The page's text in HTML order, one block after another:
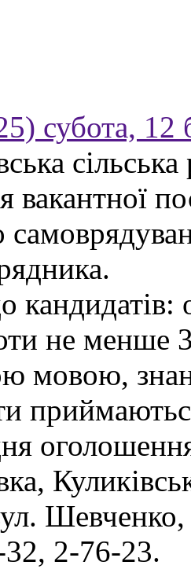
субота, 12
вакантної
кандидатів:
не менше
мовою,
2-76-23.